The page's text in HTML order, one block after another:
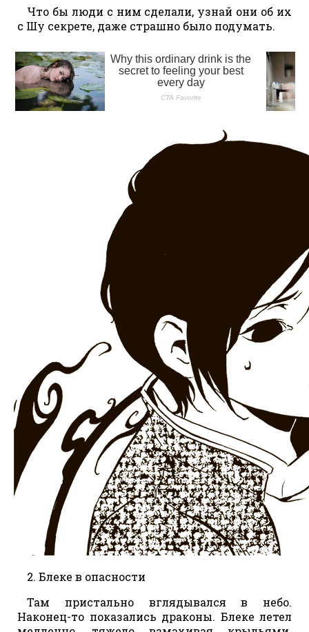
Что бы люди с ним сделали, узнай они об их
с Шу секрете, даже страшно было подумать.
2. Блеке в опасности
Там пристально вглядывался в небо.
Наконец-то показались драконы. Блеке летел